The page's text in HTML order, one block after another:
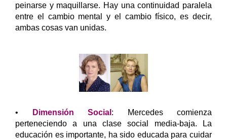
peinarse y maquillarse. Hay una continuidad paralela
entre el cambio mental y el cambio físico, es decir,
ambas cosas van unidas.
• Dimensión Social : Mercedes comienza
perteneciendo a una clase social media-baja. La
educación es importante, ha sido educada para cuidar